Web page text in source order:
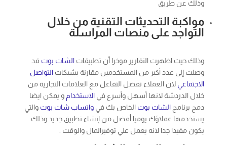
مواكبة التحديثات التقنية من خلال
التواجد على منصات المراسلة
وصلت إلى عدد أكبر من المستخدمين مقارنة بشبكات التواصل
الاجتماعي
لان العملاء تفضل التفاعل مع العلامات التجارية من
خلال الدردشة لانها أسهل وأسرع في الاستخدامو يمكن ايضا
دمج برنامج الشات بوت الخاص بك فيواتساب شات بوتوالتي
يستخدمها عملاؤك يوميا أفضل من إنشاء تطبيق جديد وذلك
يكون مفيدا جدا لانه يعمل علي توفيرالمال والوقت .
مساعدة العملاء الشاملة